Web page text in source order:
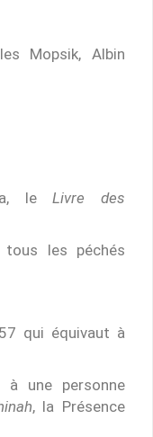
Mopsik, Albin
leLivre des
les péchés
une personne
, la Présence